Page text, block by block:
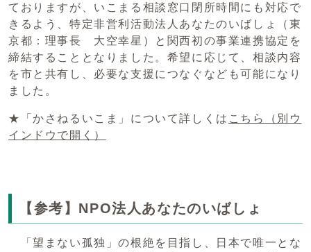
ておりますが、いこまる相談窓口閉所時間にも対応で
きるよう、特定非営利活動法人あなたのいばしょ（東
京都：理事長 大空幸星）と関西初の事業連携協定を
締結することとなりました。希望に応じて、相談内容
を市と共有し、必要な支援につなぐなども可能になり
ました。
★「かさねるいこま」について詳しくは こちら
（別ウ
インドウで開く）
【参考】NPO法人あなたのいばしょ
「望まない孤独」の根絶を目指し、日本で唯一とな